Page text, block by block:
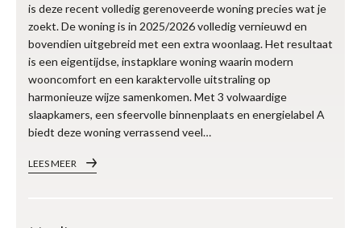
is deze recent volledig gerenoveerde woning precies wat je
zoekt. De woning is in 2025/2026 volledig vernieuwd en
bovendien uitgebreid met een extra woonlaag. Het resultaat
is een eigentijdse, instapklare woning waarin modern
wooncomfort en een karaktervolle uitstraling op
harmonieuze wijze samenkomen. Met 3 volwaardige
slaapkamers, een sfeervolle binnenplaats en energielabel A
biedt deze woning verrassend veel…
LEES MEER